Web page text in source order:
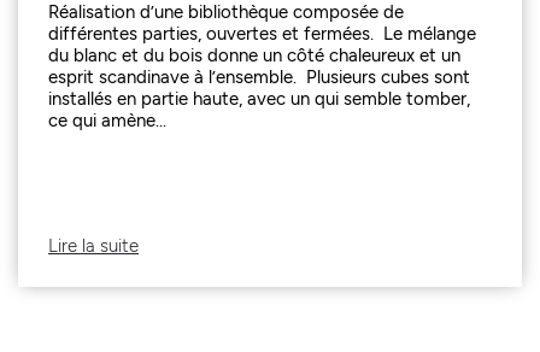
Réalisation d’une bibliothèque composée de
différentes parties, ouvertes et fermées. Le mélange
du blanc et du bois donne un côté chaleureux et un
esprit scandinave à l’ensemble. Plusieurs cubes sont
installés en partie haute, avec un qui semble tomber,
ce qui amène...
Lire la suite